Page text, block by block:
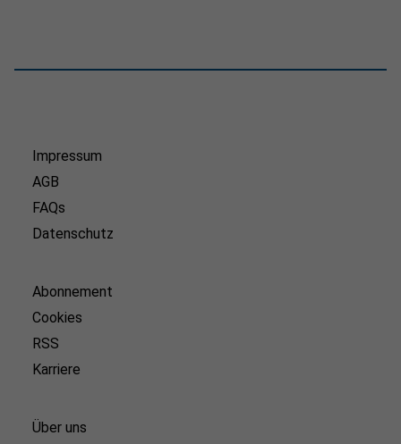
Impressum
AGB
FAQs
Datenschutz
Abonnement
Cookies
RSS
Karriere
Über uns